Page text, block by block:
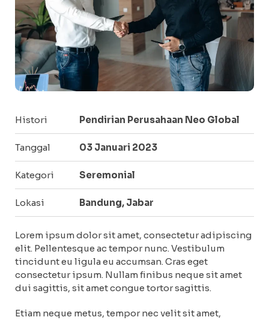
Histori Pendirian Perusahaan Neo Global
Tanggal 03 Januari 2023
Kategori Seremonial
Lokasi Bandung, Jabar
Lorem ipsum dolor sit amet, consectetur adipiscing
elit. Pellentesque ac tempor nunc. Vestibulum
tincidunt eu ligula eu accumsan. Cras eget
consectetur ipsum. Nullam finibus neque sit amet
dui sagittis, sit amet congue tortor sagittis.
Etiam neque metus, tempor nec velit sit amet,